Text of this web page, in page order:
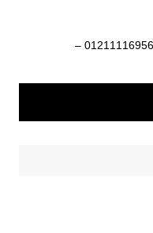
ماكينات تعبئة وتغليف 01211116954 – 01211116956 –